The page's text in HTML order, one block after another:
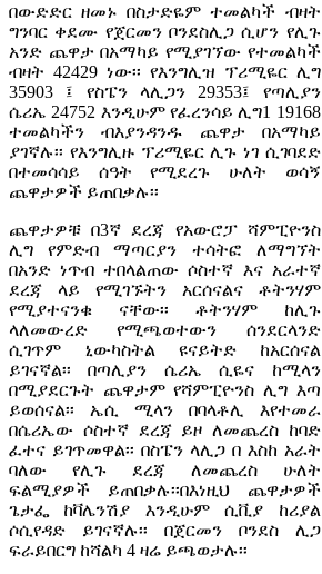
በውድድር ዘመኑ በስታድዬም ተመልካች ብዛት
ግንባር ቀደሙ የጀርመን ቦንደስሊጋ ሲሆን የሊጉ
አንድ ጨዋታ በአማካይ የሚያገኘው የተመልካች
ብዛት 42429 ነው፡፡ የእንግሊዝ ፕሪሚዬር ሊግ
35903 ፤ የስፔን ላሊጋን 29353፤ የጣሊያን
ሴሪኤ 24752 እንዲሁም የፈረንሳይ ሊግ1 19168
ተመልካችን ብእያንዳንዱ ጨዋታ በአማካይ
ያገኛሉ፡፡ የእንግሊዙ ፕሪሚዬር ሊጉ ነገ ሲገባደድ
በተመሳሳይ ሰዓት የሚደረጉ ሁለት ወሳኝ
ጨዋታዎች ይጠበቃሉ፡፡
ጨዋታዎቹ በ3ኛ ደረጃ የአውሮፓ ሻምፒዮንስ
ሊግ የምድብ ማጣርያን ተሳትፎ ለማግኘት
በአንድ ነጥብ ተበላልጠው ሶስተኛ እና አራተኛ
ደረጃ ላይ የሚገኙትን አርሰናልና ቶትንሃም
የሚያተናንቁ ናቸው፡፡ ቶትንሃም ከሊጉ
ላለመውረድ የሚጫወተውን ሰንደርላንድ
ሲገጥም ኒውካስትል ዩናይትድ ከአርሰናል
ይገናኛል፡፡ በጣሊያን ሴሪኤ ሲዬና ከሚላን
በሚያደርጉት ጨዋታም የሻምፒዮንስ ሊግ እጣ
ይወሰናል፡፡ ኤሲ ሚላን በባላቶሊ እየተመራ
በሴሪኤው ሶስተኛ ደረጃ ይዞ ለመጨረስ ከባድ
ፈተና ይገጥመዋል፡፡ በስፔን ላሊጋ በ እስከ አራት
ባለው የሊጉ ደረጃ ለመጨረስ ሁለት
ፍልሚያዎች ይጠበቃሉ፡፡በእነዚህ ጨዋታዎች
ጌታፌ ከቫሌንሽያ እንዲሁም ሲቪያ ከሪያል
ሶሲየዳድ ይገናኛሉ፡፡ በጀርመን ቦንደስ ሊጋ
ፍራይበርግ ከሻልካ 4 ዛሬ ይጫወታሉ፡፡